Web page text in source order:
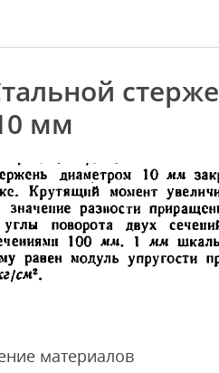
мм
материалов